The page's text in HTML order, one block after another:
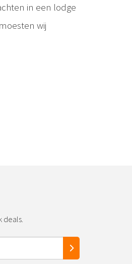
in een lodge
wij
deals.